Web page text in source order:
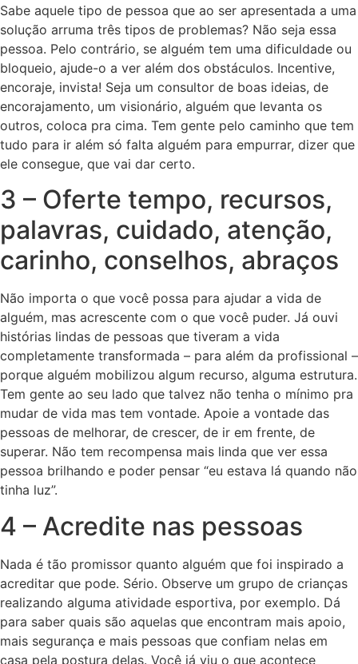
Sabe aquele tipo de pessoa que ao ser apresentada a uma
solução arruma três tipos de problemas? Não seja essa
pessoa. Pelo contrário, se alguém tem uma dificuldade ou
bloqueio, ajude-o a ver além dos obstáculos. Incentive,
encoraje, invista! Seja um consultor de boas ideias, de
encorajamento, um visionário, alguém que levanta os
outros, coloca pra cima. Tem gente pelo caminho que tem
tudo para ir além só falta alguém para empurrar, dizer que
ele consegue, que vai dar certo.
3 – Oferte tempo, recursos,
palavras, cuidado, atenção,
carinho, conselhos, abraços
Não importa o que você possa para ajudar a vida de
alguém, mas acrescente com o que você puder. Já ouvi
histórias lindas de pessoas que tiveram a vida
completamente transformada – para além da profissional –
porque alguém mobilizou algum recurso, alguma estrutura.
Tem gente ao seu lado que talvez não tenha o mínimo pra
mudar de vida mas tem vontade. Apoie a vontade das
pessoas de melhorar, de crescer, de ir em frente, de
superar. Não tem recompensa mais linda que ver essa
pessoa brilhando e poder pensar “eu estava lá quando não
tinha luz”.
4 – Acredite nas pessoas
Nada é tão promissor quanto alguém que foi inspirado a
acreditar que pode. Sério. Observe um grupo de crianças
realizando alguma atividade esportiva, por exemplo. Dá
para saber quais são aquelas que encontram mais apoio,
mais segurança e mais pessoas que confiam nelas em
casa pela postura delas. Você já viu o que acontece